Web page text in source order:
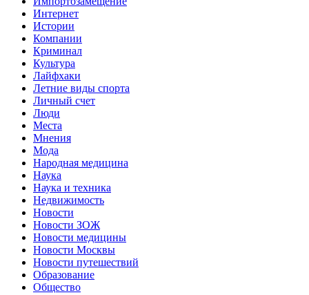
Интернет
Истории
Компании
Криминал
Культура
Лайфхаки
Летние виды спорта
Личный счет
Люди
Места
Мнения
Мода
Народная медицина
Наука
Наука и техника
Недвижимость
Новости
Новости ЗОЖ
Новости медицины
Новости Москвы
Новости путешествий
Образование
Общество